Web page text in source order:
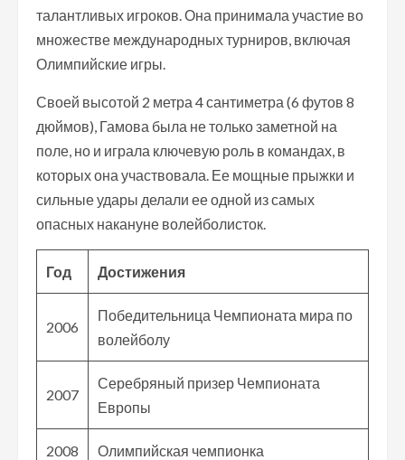
талантливых игроков. Она принимала участие во
множестве международных турниров, включая
Олимпийские игры.
Своей высотой 2 метра 4 сантиметра (6 футов 8
дюймов), Гамова была не только заметной на
поле, но и играла ключевую роль в командах, в
которых она участвовала. Ее мощные прыжки и
сильные удары делали ее одной из самых
опасных накануне волейболисток.
Год Достижения
2006
Победительница Чемпионата мира по
волейболу
2007
Серебряный призер Чемпионата
Европы
2008 Олимпийская чемпионка